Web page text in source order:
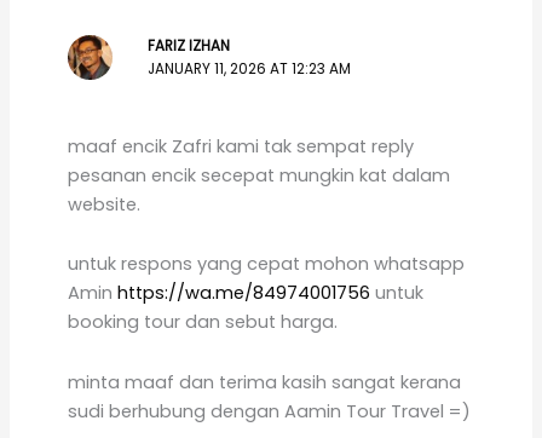
FARIZ IZHAN
JANUARY 11, 2026 AT 12:23 AM
maaf encik Zafri kami tak sempat reply
pesanan encik secepat mungkin kat dalam
website.
untuk respons yang cepat mohon whatsapp
Aminhttps://wa.me/84974001756 untuk
booking tour dan sebut harga.
minta maaf dan terima kasih sangat kerana
sudi berhubung dengan Aamin Tour Travel =)